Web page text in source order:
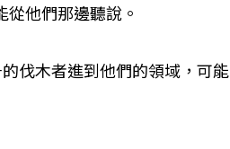
他們那邊聽說。
伐木者進到他們的領域，可能